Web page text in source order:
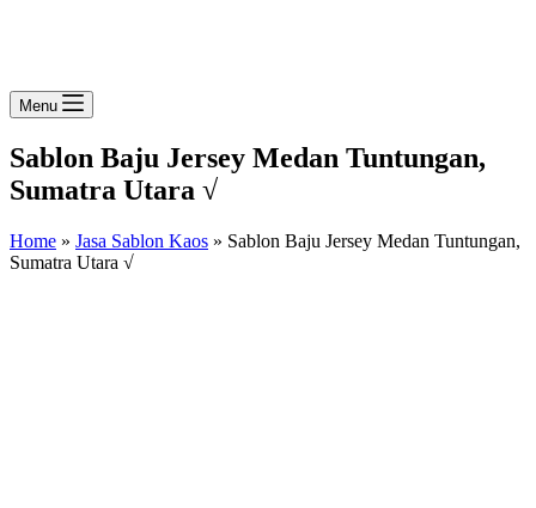
Menu
Sablon Baju Jersey Medan Tuntungan,
Sumatra Utara √
Home » Jasa Sablon Kaos » Sablon Baju Jersey Medan Tuntungan,
Sumatra Utara √